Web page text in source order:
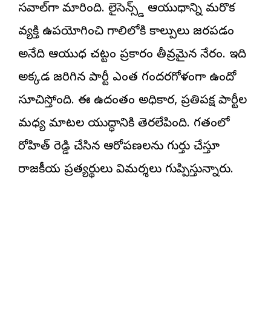
సవాల్‌గా మారింది. లైసెన్స్డ్ ఆయుధాన్ని మరొక
వ్యక్తి ఉపయోగించి గాలిలోకి కాల్పులు జరపడం
అనేది ఆయుధ చట్టం ప్రకారం తీవ్రమైన నేరం. ఇది
అక్కడ జరిగిన పార్టీ ఎంత గందరగోళంగా ఉందో
సూచిస్తోంది. ఈ ఉదంతం అధికార, ప్రతిపక్ష పార్టీల
మధ్య మాటల యుద్ధానికి తెరలేపింది. గతంలో
రోహిత్ రెడ్డి చేసిన ఆరోపణలను గుర్తు చేస్తూ
రాజకీయ ప్రత్యర్థులు విమర్శలు గుప్పిస్తున్నారు.